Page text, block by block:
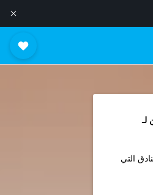
التي